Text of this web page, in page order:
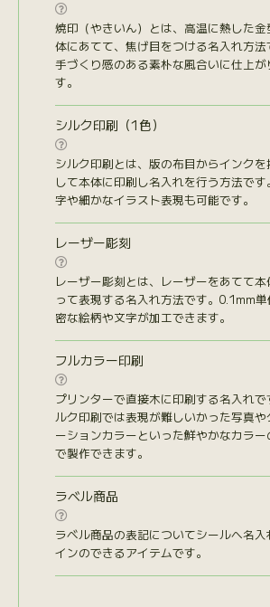

焼印（やきいん）とは、高温に熱した金
体にあてて、焦げ目をつける名入れ方法
手づくり感のある素朴な風合いに仕上が
す。
シルク印刷（1色）

シルク印刷とは、版の布目からインクを
して本体に印刷し名入れを行う方法です
字や細かなイラスト表現も可能です。
レーザー彫刻

レーザー彫刻とは、レーザーをあてて本
って表現する名入れ方法です。0.1mm
密な絵柄や文字が加工できます。
フルカラー印刷

プリンターで直接木に印刷する名入れで
ルク印刷では表現が難しいかった写真や
ーションカラーといった鮮やかなカラー
で製作できます。
ラベル商品

ラベル商品の表記についてシールへ名入
インのできるアイテムです。